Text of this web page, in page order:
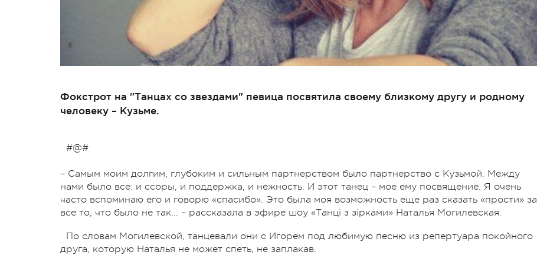
Фокстрот на "Танцах со звездами" певица посвятила своему близкому другу и родному
человеку – Кузьме.
#@#
– Самым моим долгим, глубоким и сильным партнерством было партнерство с Кузьмой. Между
нами было все: и ссоры, и поддержка, и нежность. И этот танец – мое ему посвящение. Я очень
часто вспоминаю его и говорю «спасибо». Это была моя возможность еще раз сказать «прости» за
все то, что было не так... – рассказала в эфире шоу «Танці з зірками» Наталья Могилевская.
По словам Могилевской, танцевали они с Игорем под любимую песню из репертуара покойного
друга, которую Наталья не может спеть, не заплакав.